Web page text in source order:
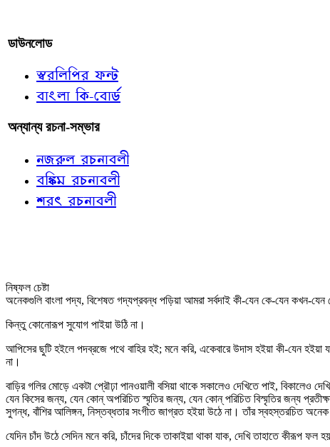
ডাউনলোড
স্বরলিপির ফন্ট
বাংলা কি-বোর্ড
অন্যান্য রচনা-সম্ভার
নজরুল রচনাবলী
বঙ্কিম রচনাবলী
শরৎ রচনাবলী
নিষ্ফল চেষ্টা
অনেকগুলি বাংলা পদ্য, বিশেষত গদ্যপ্রবন্ধ পড়িয়া আমরা সর্বদাই কী-যেন কে-যেন কখন-
কিন্তু কোনোরূপ সুযোগ পাইয়া উঠি না।
আপিসের ছুটি হইলে পদব্রজে পথে বাহির হই; মনে করি, একেবারে উদাস হইয়া কী-যেন
না।
বাড়ির গলির মোড়ে একটা প্রৌঢ়া পানওয়ালী বসিয়া থাকে সকালেও দেখিতে পাই, বিকালেও
যেন কিসের জন্য, যেন কোন্‌ অপরিচিত স্মৃতির জন্য, যেন কোন্‌ পরিচিত বিস্মৃতির জন্য
সুগন্ধ, বাঁশির আলিঙ্গন, নিস্তব্ধতার সংগীত জাগ্রত হইয়া উঠে না। তাঁর স্বহস্তরচিত
যেদিন চাঁদ উঠে সেদিন মনে করি, চাঁদের দিকে তাকাইয়া থাকা যাক, দেখি তাহাতে কীরূপ